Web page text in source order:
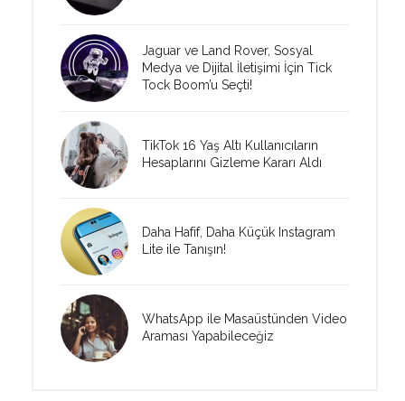
Jaguar ve Land Rover, Sosyal
Medya ve Dijital İletişimi İçin Tick
Tock Boom’u Seçti!
TikTok 16 Yaş Altı Kullanıcıların
Hesaplarını Gizleme Kararı Aldı
Daha Hafif, Daha Küçük Instagram
Lite ile Tanışın!
WhatsApp ile Masaüstünden Video
Araması Yapabileceğiz